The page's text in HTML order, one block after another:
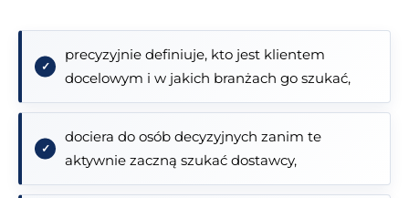
precyzyjnie definiuje, kto jest klientem
docelowym i w jakich branżach go szukać,
dociera do osób decyzyjnych zanim te
aktywnie zaczną szukać dostawcy,